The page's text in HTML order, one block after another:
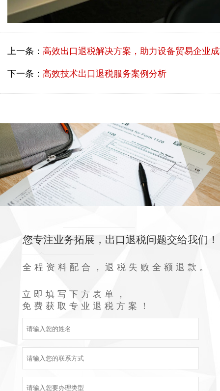
上一条： 高效出口退税解决方案，助力设备贸易企业
下一条： 高效技术出口退税服务案例分析
您专注业务拓展，出口退税问题交给我们！
全程资料配合，退税失败全额退款。
立即填写下方表单，
免费获取专业退税方案！